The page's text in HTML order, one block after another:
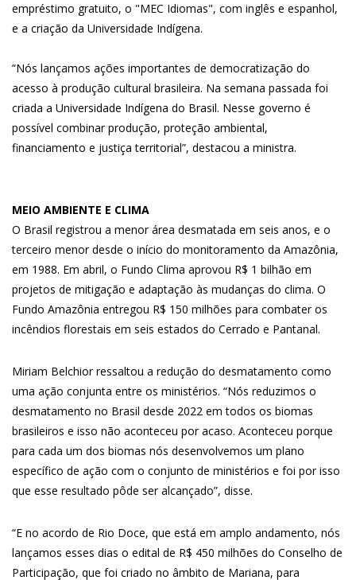
empréstimo gratuito, o "MEC Idiomas", com inglês e espanhol,
e a criação da Universidade Indígena.
“Nós lançamos ações importantes de democratização do
acesso à produção cultural brasileira. Na semana passada foi
criada a Universidade Indígena do Brasil. Nesse governo é
possível combinar produção, proteção ambiental,
financiamento e justiça territorial”, destacou a ministra.
MEIO AMBIENTE E CLIMA
O Brasil registrou a menor área desmatada em seis anos, e o
terceiro menor desde o início do monitoramento da Amazônia,
em 1988. Em abril, o Fundo Clima aprovou R$ 1 bilhão em
projetos de mitigação e adaptação às mudanças do clima. O
Fundo Amazônia entregou R$ 150 milhões para combater os
incêndios florestais em seis estados do Cerrado e Pantanal.
Miriam Belchior ressaltou a redução do desmatamento como
uma ação conjunta entre os ministérios. “Nós reduzimos o
desmatamento no Brasil desde 2022 em todos os biomas
brasileiros e isso não aconteceu por acaso. Aconteceu porque
para cada um dos biomas nós desenvolvemos um plano
específico de ação com o conjunto de ministérios e foi por isso
que esse resultado pôde ser alcançado”, disse.
“E no acordo de Rio Doce, que está em amplo andamento, nós
lançamos esses dias o edital de R$ 450 milhões do Conselho de
Participação, que foi criado no âmbito de Mariana, para